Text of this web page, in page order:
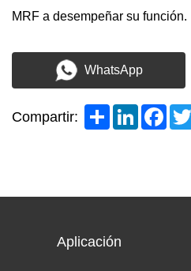
MRF a desempeñar su función.
WhatsApp
Compartir: ShareLinkedIn
Aplicación